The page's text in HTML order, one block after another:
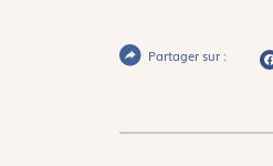
Partager sur :